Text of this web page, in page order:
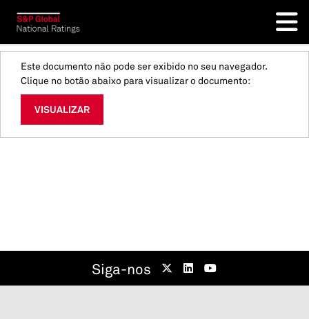
Este documento não pode ser exibido no seu navegador.
Clique no botão abaixo para visualizar o documento:
VISUALIZAR
Siga-nos